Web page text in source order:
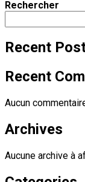
Rechercher
Recent
Recent
Aucun
Archives
Aucune archive à